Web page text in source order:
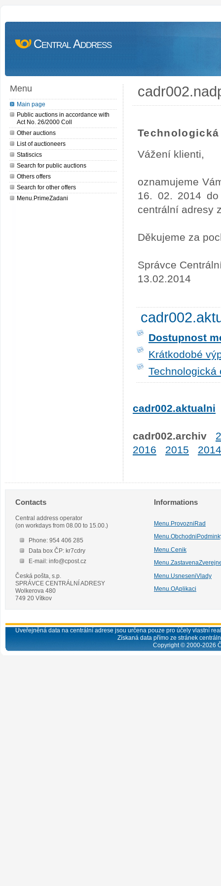
Central Address
Menu
Main page
Public auctions in accordance with
Act No. 26/2000 Coll
Other auctions
List of auctioneers
Statiscics
Search for public auctions
Others offers
Search for other offers
Menu.PrimeZadani
Vážení klienti,
oznamujeme
16. 02. 2014 do
centrální adresy
Děkujeme za
Správce
13.02.2014
Dostupnost
Krátkodobé
Technologická
cadr002.aktualni
cadr002.archiv
2016
2015 2014
Contacts
Central address operator
(on workdays from 08.00 to 15.00.)
Phone: 954 406 285
Data box ČP: kr7cdry
E-mail: info@cpost.cz
Česká pošta, s.p.
SPRÁVCE CENTRÁLNÍ ADRESY
Wolkerova 480
749 20 Vítkov
Informations
Menu.ProvozniRad
Menu.Cenik
Menu.UsneseniVlady
Menu.OAplikaci
Uveřejněná data na centrální adrese jsou určena pouze pro účely vlastní
Získaná data přímo ze stránek
Copyright © 2000-2026